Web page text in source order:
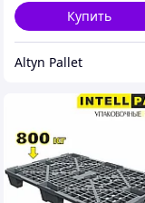
Купить
Altyn Pallet